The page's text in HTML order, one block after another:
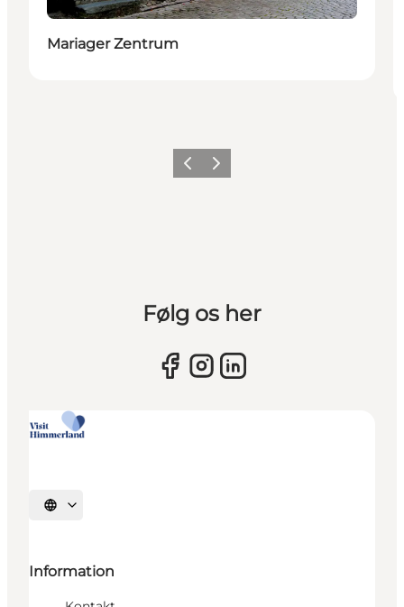
Mariager Zentrum
Vorherige Folie
Nächste Folie
Følg os her
Sprache auswählen
Information